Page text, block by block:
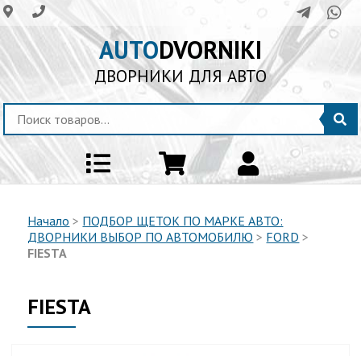
AUTODVORNIKI
ДВОРНИКИ ДЛЯ АВТО
Начало > ПОДБОР ЩЕТОК ПО МАРКЕ АВТО:
ДВОРНИКИ ВЫБОР ПО АВТОМОБИЛЮ > FORD >
FIESTA
FIESTA